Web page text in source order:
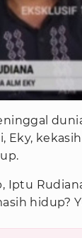
Eky,
Iptu
hidup?